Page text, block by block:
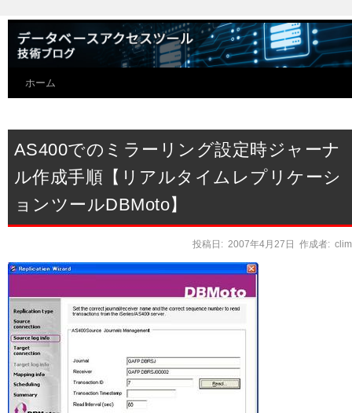
ホーム
AS400でのミラーリング設定時ジャーナ
ル作成手順【リアルタイムレプリケーシ
ョンツールDBMoto】
投稿日: 2007年4月27日 作成者: